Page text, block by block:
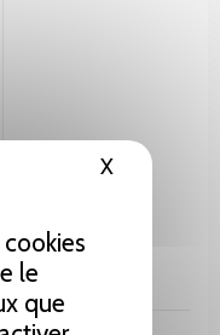
le
que
XMasquer